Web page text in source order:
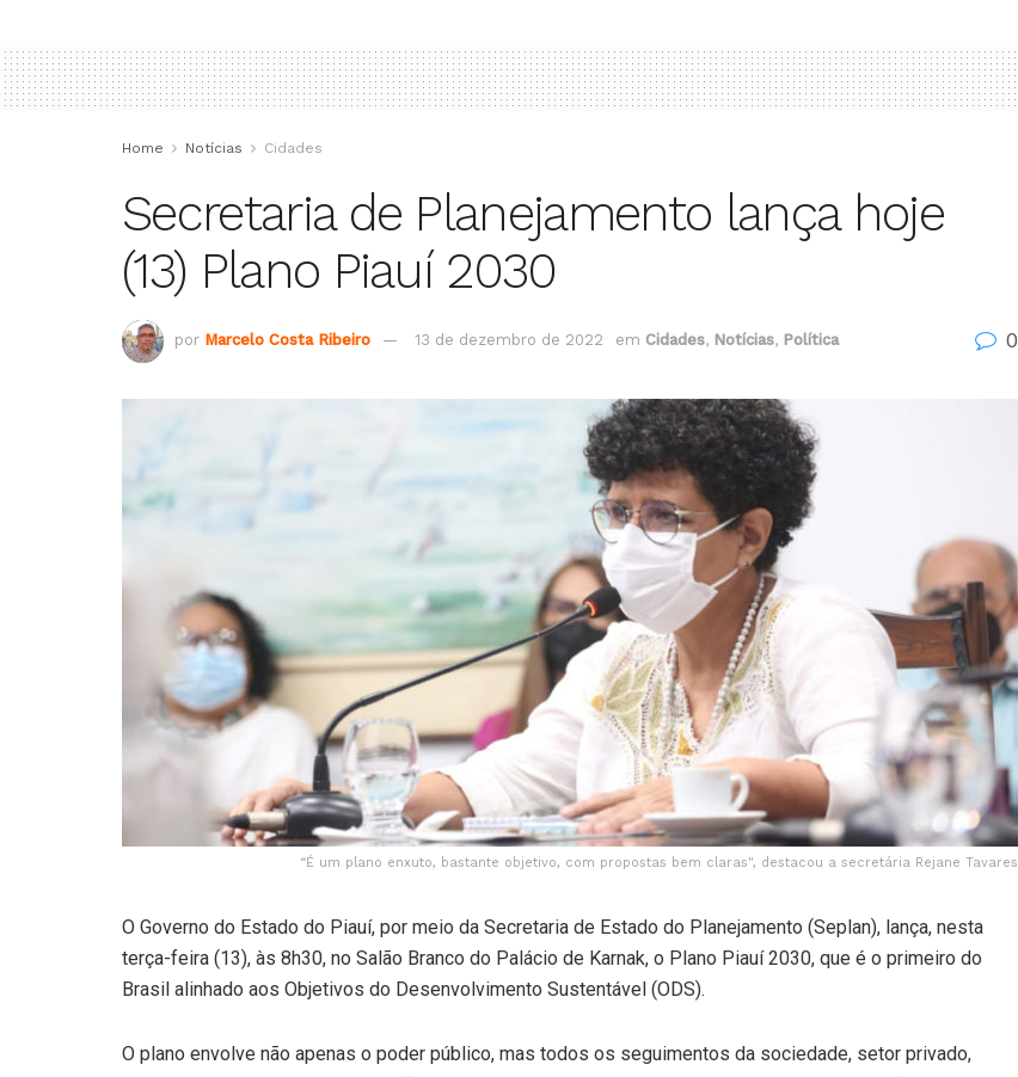
Home Notícias Cidades
Secretaria de Planejamento lança hoje
(13) Plano Piauí 2030
por Marcelo Costa Ribeiro 13 de dezembro de 2022 em Cidades, Notícias, Política 0
“É um plano enxuto, bastante objetivo, com propostas bem claras", destacou a secretária Rejane Tavares
O Governo do Estado do Piauí, por meio da Secretaria de Estado do Planejamento (Seplan), lança, nesta
terça-feira (13), às 8h30, no Salão Branco do Palácio de Karnak, o Plano Piauí 2030, que é o primeiro do
Brasil alinhado aos Objetivos do Desenvolvimento Sustentável (ODS).
O plano envolve não apenas o poder público, mas todos os seguimentos da sociedade, setor privado,